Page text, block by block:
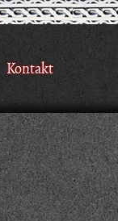
Kontakt